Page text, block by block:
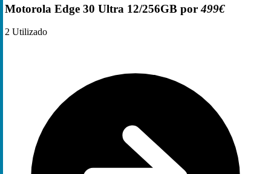
Motorola Edge 30 Ultra 12/256GB por499€
2 Utilizado